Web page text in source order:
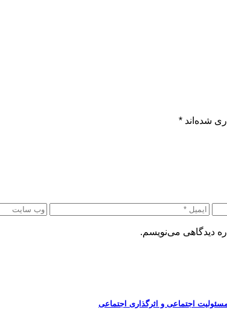
شده‌اند *
دیدگاهی می‌نویسم.
اجتماعی و اثرگذاری اجتماعی